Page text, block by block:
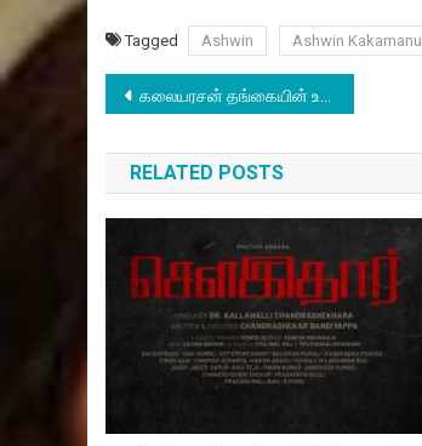
Tagged Ashwin Ashwin Kakamanu
Post
navigation
கலையரசன் தங்கையின் உயர் படிப்பு கனவு
RELATED POSTS